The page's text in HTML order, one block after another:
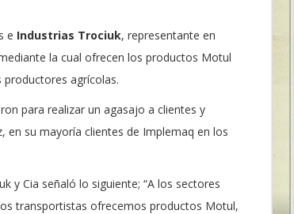
e Industrias Trociuk, representante en
la cual ofrecen los productos Motul
agrícolas.
para realizar un agasajo a clientes y
en su mayoría clientes de Implemaq en los
y Cia señaló lo siguiente; “A los sectores
transportistas ofrecemos productos Motul,